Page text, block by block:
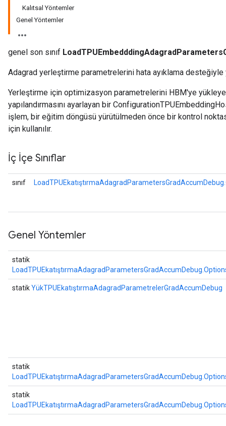
Kalıtsal Yöntemler
Genel Yöntemler
genel son sınıf
Adagrad yerleştirme parametrelerini hata ayıklama desteğiyle
Yerleştirme için optimizasyon parametrelerini HBM'ye
yapılandırmasını ayarlayan bir
işlem, bir eğitim döngüsü yürütülmeden önce bir kontrol
için kullanılır.
İç İçe Sınıflar
sınıf
Genel Yöntemler
statik
statikYükTPUEkatıştırmaAdagradParametrelerGradAccumDebug
statik
statik